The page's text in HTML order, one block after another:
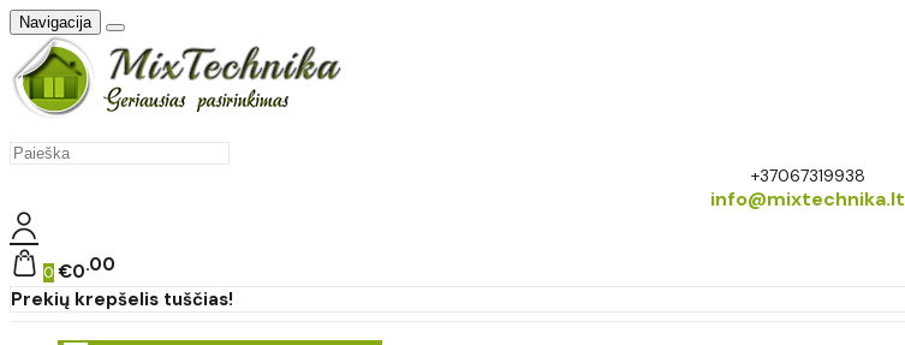
Navigacija
+37067319938
info@mixtechnika.lt
0 €0 00
Prekių krepšelis tuščias!